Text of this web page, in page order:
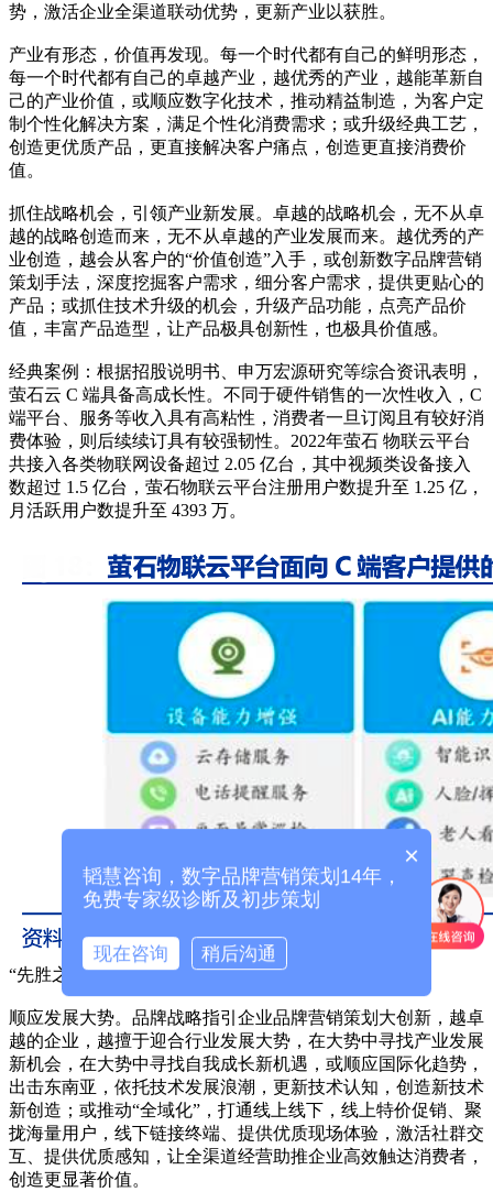
势，激活企业全渠道联动优势，更新产业以获胜。
产业有形态，价值再发现。每一个时代都有自己的鲜明形态，
每一个时代都有自己的卓越产业，越优秀的产业，越能革新自
己的产业价值，或顺应数字化技术，推动精益制造，为客户定
制个性化解决方案，满足个性化消费需求；或升级经典工艺，
创造更优质产品，更直接解决客户痛点，创造更直接消费价
值。
抓住战略机会，引领产业新发展。卓越的战略机会，无不从卓
越的战略创造而来，无不从卓越的产业发展而来。越优秀的产
业创造，越会从客户的“价值创造”入手，或创新数字品牌营销
策划手法，深度挖掘客户需求，细分客户需求，提供更贴心的
产品；或抓住技术升级的机会，升级产品功能，点亮产品价
值，丰富产品造型，让产品极具创新性，也极具价值感。
经典案例：根据招股说明书、申万宏源研究等综合资讯表明，
萤石云 C 端具备高成长性。不同于硬件销售的一次性收入，C
端平台、服务等收入具有高粘性，消费者一旦订阅且有较好消
费体验，则后续续订具有较强韧性。2022年萤石 物联云平台
共接入各类物联网设备超过 2.05 亿台，其中视频类设备接入
数超过 1.5 亿台，萤石物联云平台注册用户数提升至 1.25 亿，
月活跃用户数提升至 4393 万。
“先胜之势”：顺应发展大势；塑造先胜之势
顺应发展大势。品牌战略指引企业品牌营销策划大创新，越卓
越的企业，越擅于迎合行业发展大势，在大势中寻找产业发展
新机会，在大势中寻找自我成长新机遇，或顺应国际化趋势，
出击东南亚，依托技术发展浪潮，更新技术认知，创造新技术
新创造；或推动“全域化”，打通线上线下，线上特价促销、聚
拢海量用户，线下链接终端、提供优质现场体验，激活社群交
互、提供优质感知，让全渠道经营助推企业高效触达消费者，
创造更显著价值。
×
韬慧咨询，数字品牌营销策划14年，
免费专家级诊断及初步策划
现在咨询 稍后沟通